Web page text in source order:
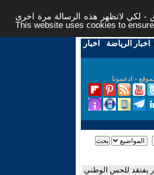
- لكي لاتظهر هذه الرسالة مرة اخرى -
This website uses cookies to
- اخبار الرياضة - اخبار
- ادعمونا
يفتقد للحس الوطني